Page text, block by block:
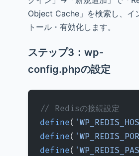
Object Cache」を検索し、イ
トール・有効化します。
ステップ3：wp-
config.phpの設定
// Redisの接続設定
define(
define(
define(